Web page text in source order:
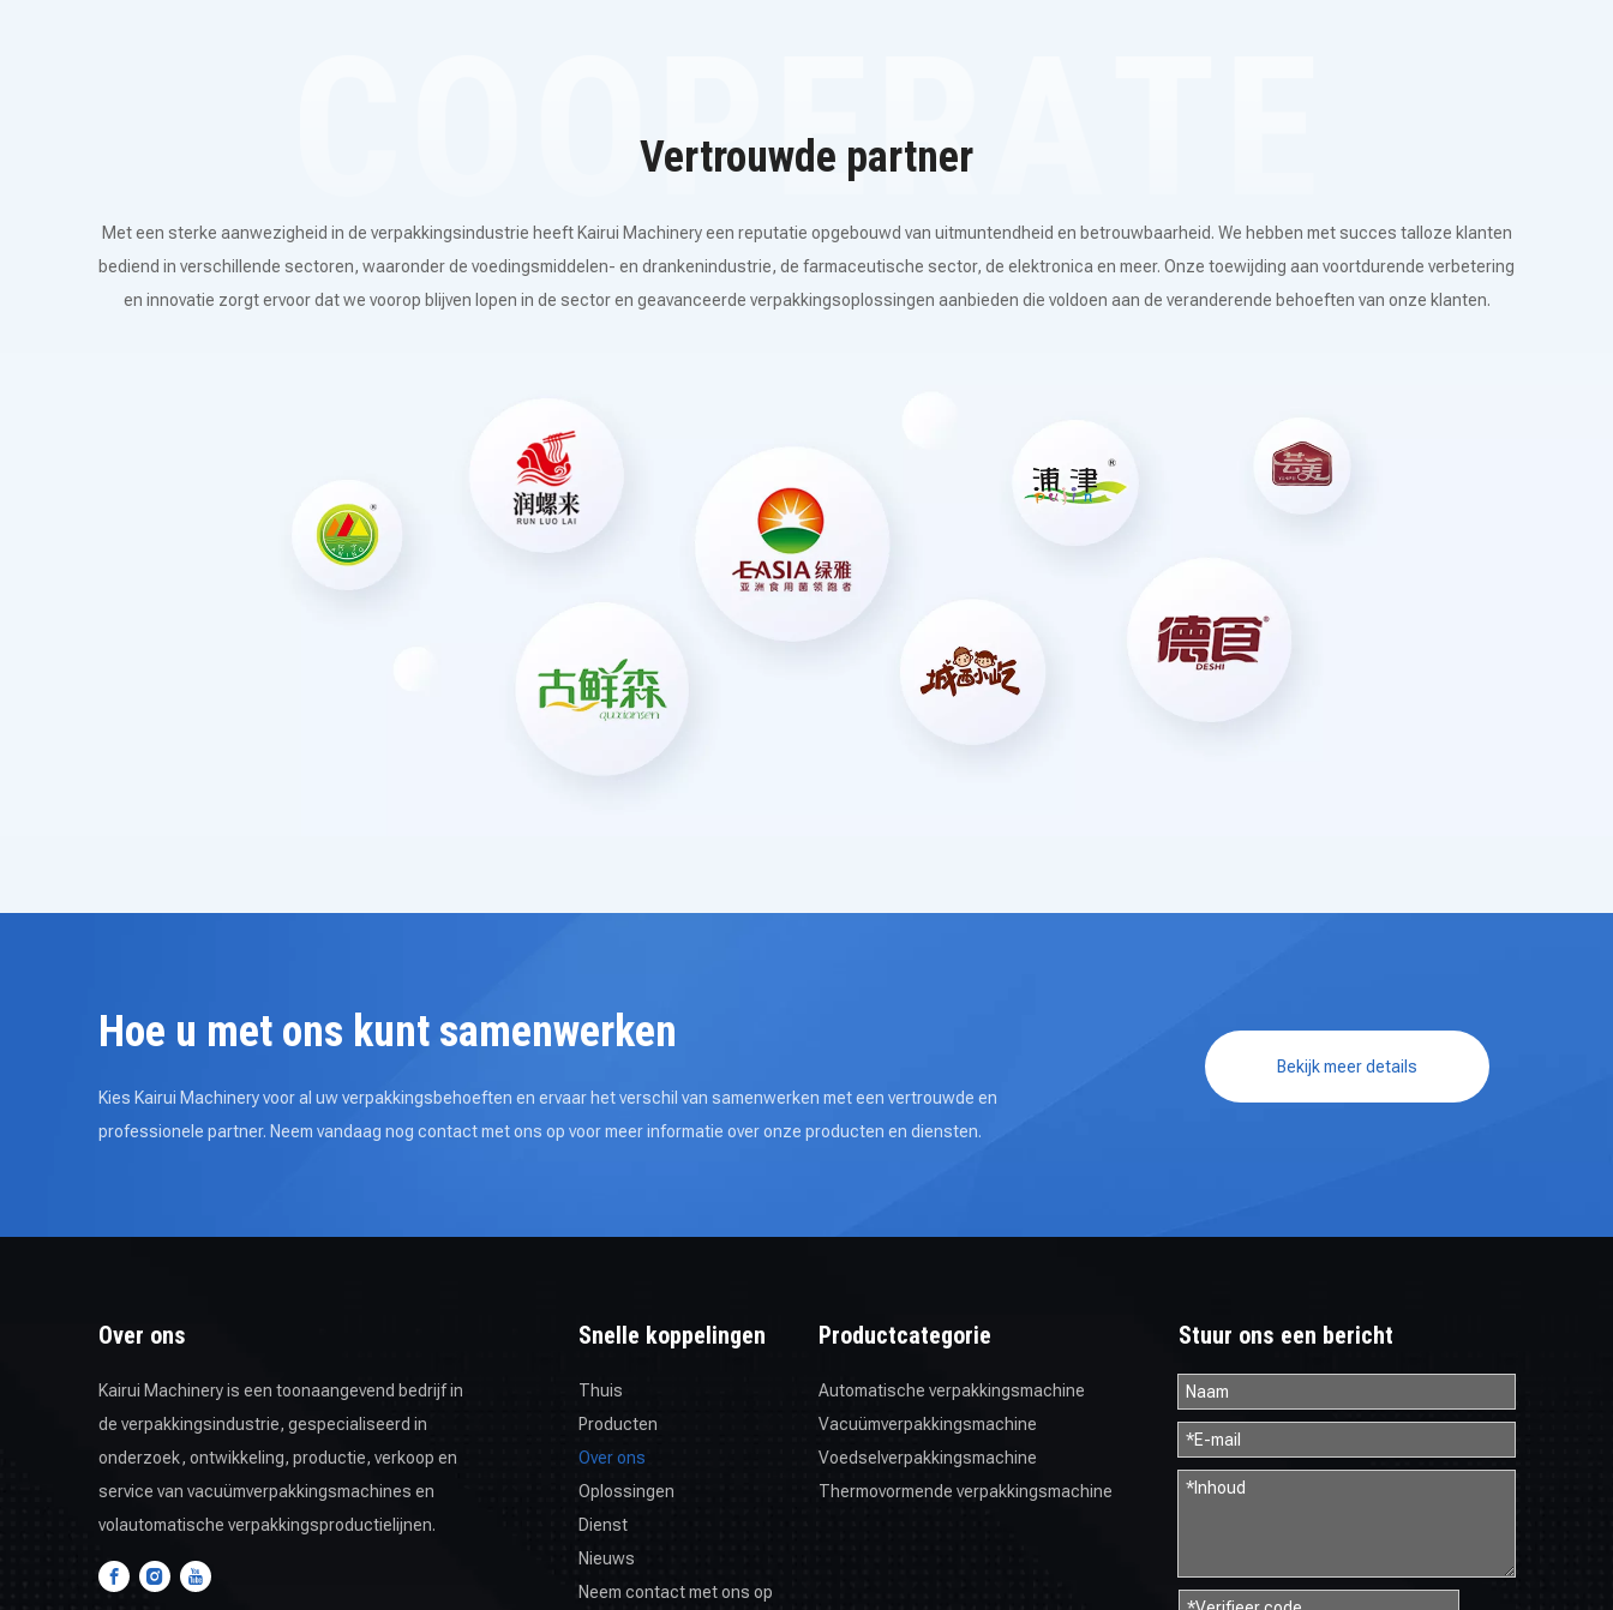
Vertrouwde partner
Met een sterke aanwezigheid in de verpakkingsindustrie heeft Kairui Machinery een reputatie opgebouwd van uitmuntendheid en betrouwbaarheid. We hebben met succes talloze klanten
bediend in verschillende sectoren, waaronder de voedingsmiddelen- en drankenindustrie, de farmaceutische sector, de elektronica en meer. Onze toewijding aan voortdurende verbetering
en innovatie zorgt ervoor dat we voorop blijven lopen in de sector en geavanceerde verpakkingsoplossingen aanbieden die voldoen aan de veranderende behoeften van onze klanten.
Hoe u met ons kunt samenwerken
Kies Kairui Machinery voor al uw verpakkingsbehoeften en ervaar het verschil van samenwerken met een vertrouwde en
professionele partner. Neem vandaag nog contact met ons op voor meer informatie over onze producten en diensten.
Bekijk meer details
Over ons
Kairui Machinery is een toonaangevend bedrijf in
de verpakkingsindustrie, gespecialiseerd in
onderzoek, ontwikkeling, productie, verkoop en
service van vacuümverpakkingsmachines en
volautomatische verpakkingsproductielijnen.
Snelle koppelingen
Thuis
Producten
Over ons
Oplossingen
Dienst
Nieuws
Neem contact met ons op
Productcategorie
Automatische verpakkingsmachine
Vacuümverpakkingsmachine
Voedselverpakkingsmachine
Thermovormende verpakkingsmachine
Stuur ons een bericht